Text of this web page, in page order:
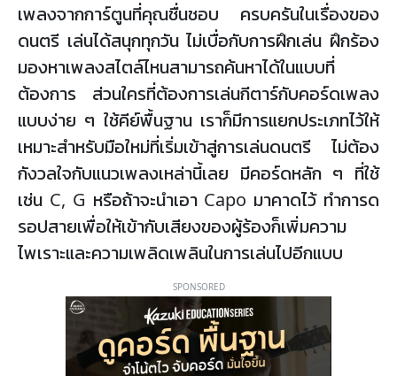
เพลงจากการ์ตูนที่คุณชื่นชอบ ครบครันในเรื่องของ
ดนตรี เล่นได้สนุกทุกวัน ไม่เบื่อกับการฝึกเล่น ฝึกร้อง
มองหาเพลงสไตล์ไหนสามารถค้นหาได้ในแบบที่
ต้องการ ส่วนใครที่ต้องการเล่นกีตาร์กับคอร์ดเพลง
แบบง่าย ๆ ใช้คีย์พื้นฐาน เราก็มีการแยกประเภทไว้ให้
เหมาะสำหรับมือใหม่ที่เริ่มเข้าสู่การเล่นดนตรี ไม่ต้อง
กังวลใจกับแนวเพลงเหล่านี้เลย มีคอร์ดหลัก ๆ ที่ใช้
เช่น C, G หรือถ้าจะนำเอา Capo มาคาดไว้ ทำการด
รอปสายเพื่อให้เข้ากับเสียงของผู้ร้องก็เพิ่มความ
ไพเราะและความเพลิดเพลินในการเล่นไปอีกแบบ
SPONSORED